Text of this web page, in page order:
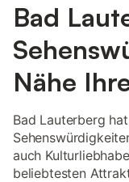
Bad
Nähe
Bad Lauterberg
auch
beliebtesten